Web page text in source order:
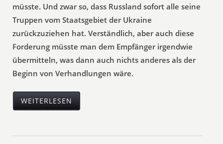
müsste. Und zwar so, dass Russland sofort alle seine
Truppen vom Staatsgebiet der Ukraine
zurückzuziehen hat. Verständlich, aber auch diese
Forderung müsste man dem Empfänger irgendwie
übermitteln, was dann auch nichts anderes als der
Beginn von Verhandlungen wäre.
WEITERLESEN